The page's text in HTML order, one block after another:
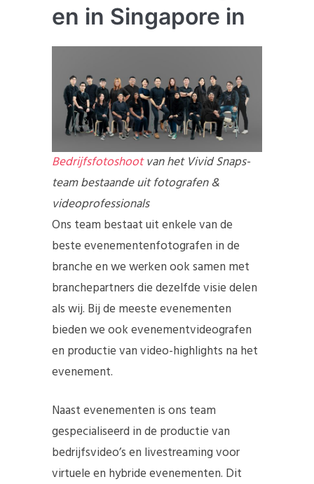
en in Singapore in
Bedrijfsfotoshootvan het Vivid Snaps-
team bestaande uit fotografen &
videoprofessionals
Ons team bestaat uit enkele van de
beste evenementenfotografen in de
branche en we werken ook samen met
branchepartners die dezelfde visie delen
als wij. Bij de meeste evenementen
bieden we ook evenementvideografen
en productie van video-highlights na het
evenement.
Naast evenementen is ons team
gespecialiseerd in de productie van
bedrijfsvideo’s en livestreaming voor
virtuele en hybride evenementen. Dit